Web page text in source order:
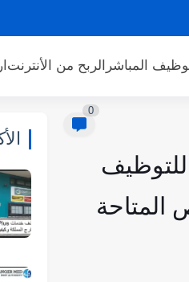
المباشر الربح من الأنترنت
0
معرفته للتوظيف
المتاحة